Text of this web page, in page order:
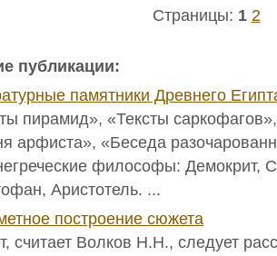
Страницы: 1 2
публикации:
памятники Древнего
пирамид», «Тексты
арфиста», «Беседа
философы: Демокрит,
Аристотель. ...
построение сюжета
считает Волков Н.Н., следует